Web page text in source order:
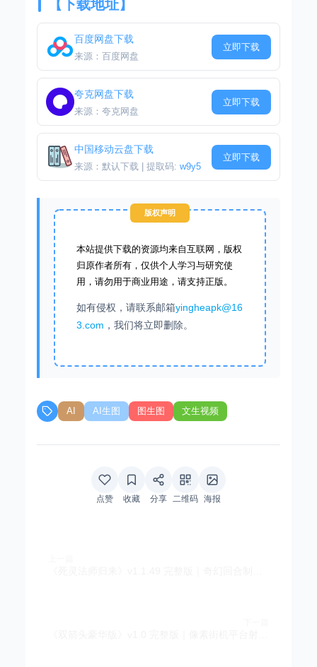
【下载地址】
百度网盘下载
来源：百度网盘
立即下载
夸克网盘下载
来源：夸克网盘
立即下载
中国移动云盘下载
来源：默认下载 | 提取码: w9y5
立即下载
版权声明
本站提供下载的资源均来自互联网，版权
归原作者所有，仅供个人学习与研究使
用，请勿用于商业用途，请支持正版。
如有侵权，请联系邮箱yingheapk@16
3.com ，我们将立即删除。
AI AI生图 图生图 文生视频
点赞 收藏 分享 二维码 海报